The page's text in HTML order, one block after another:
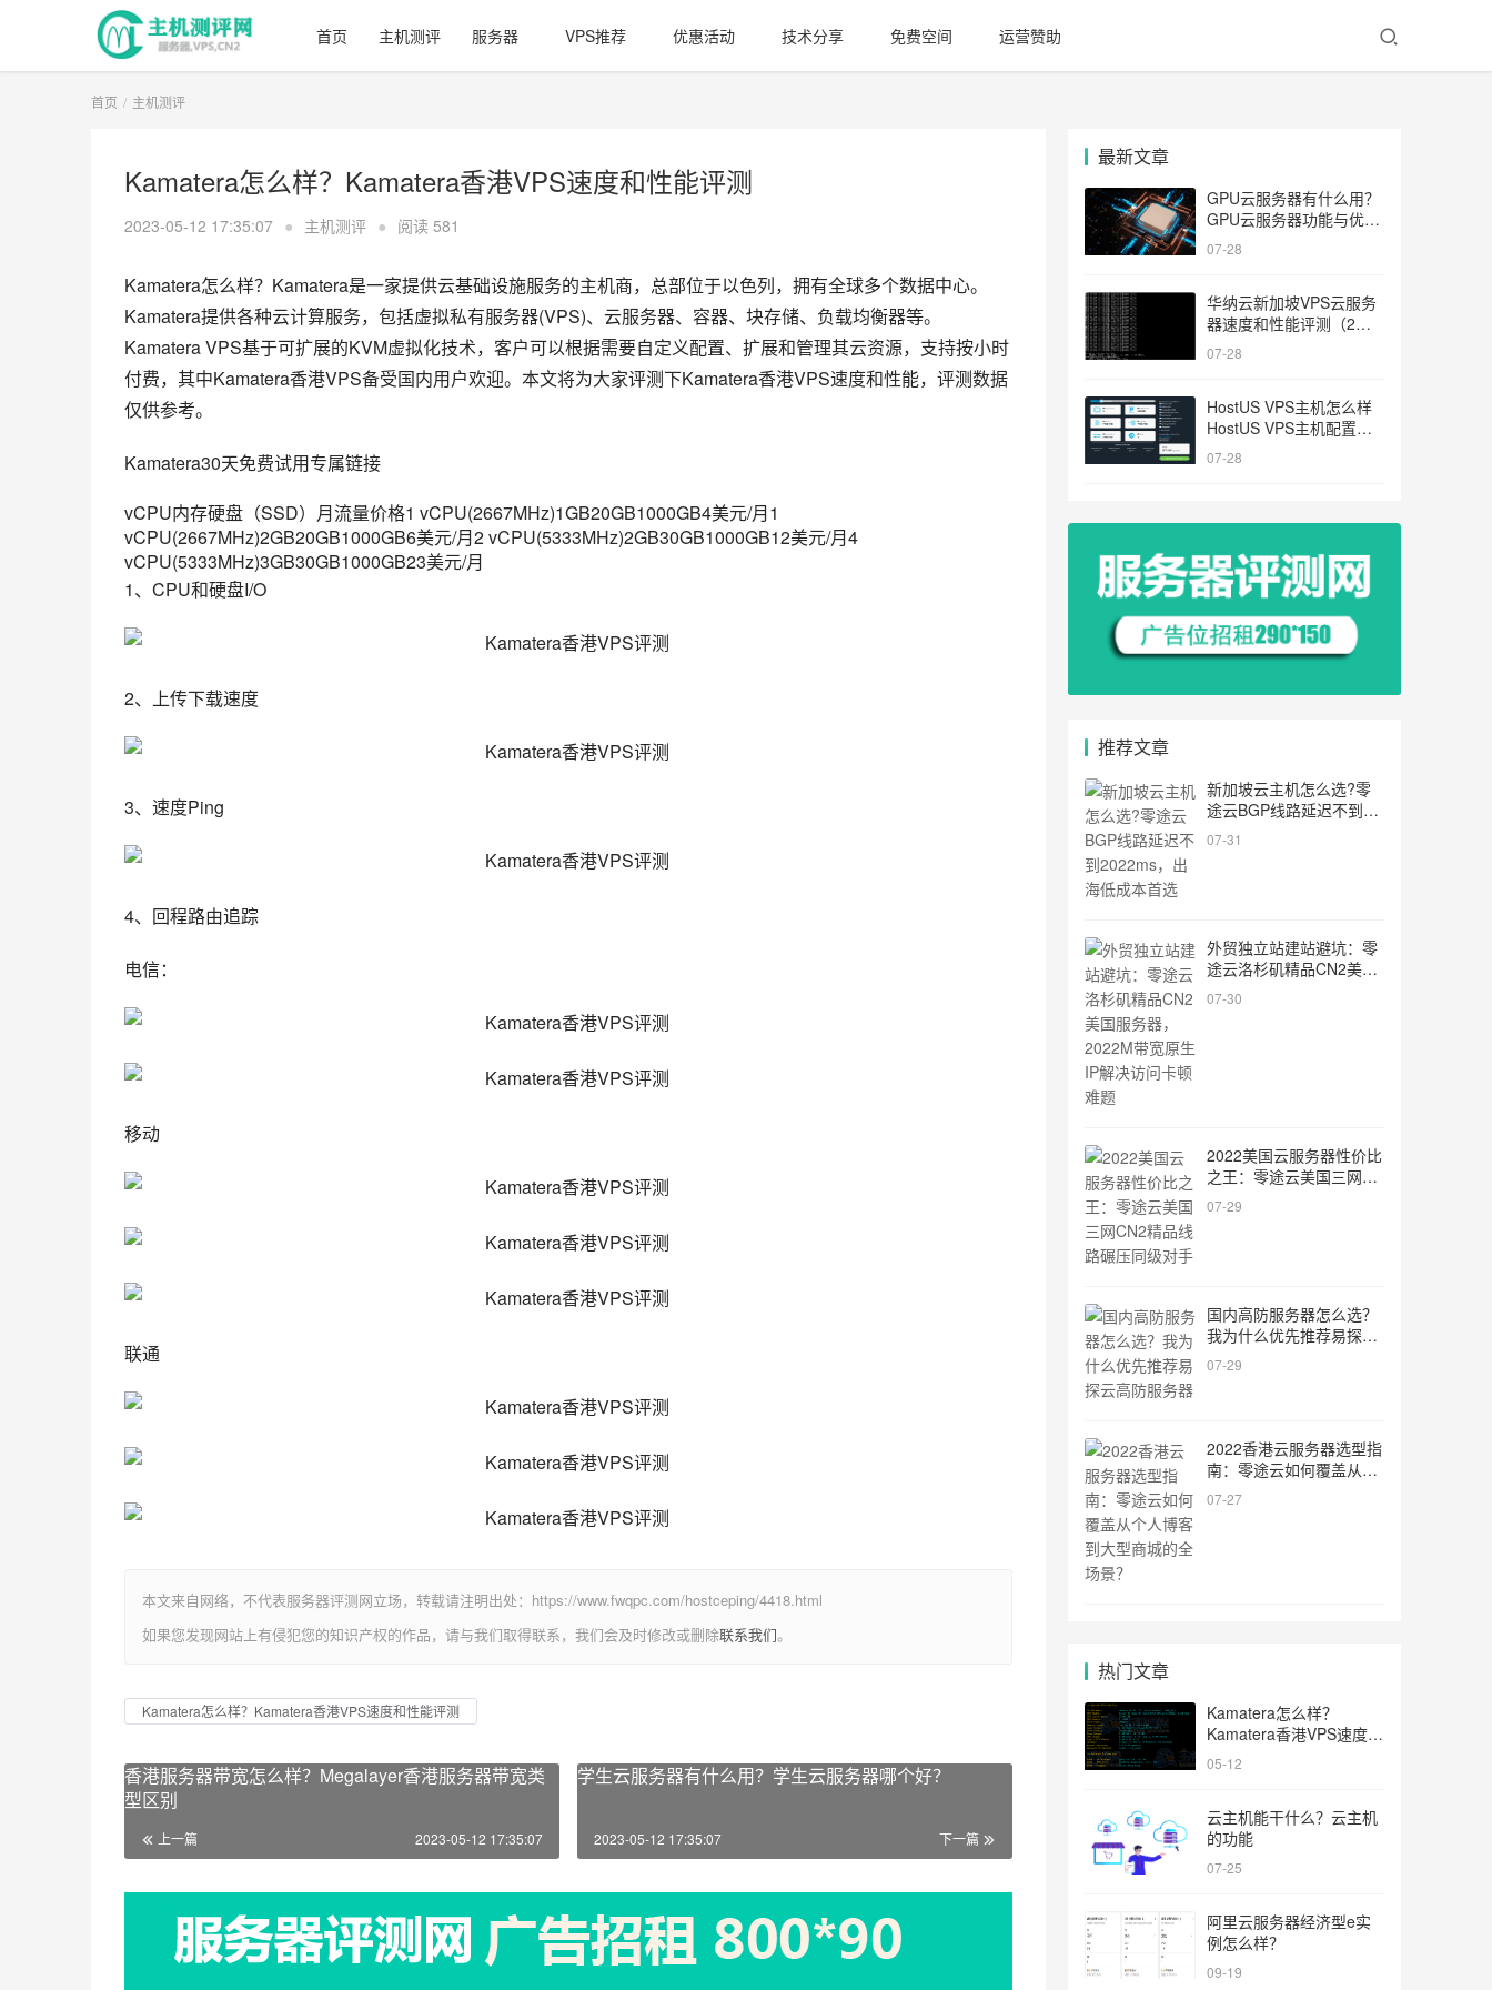
首页 主机测评 服务器 VPS推荐 优惠活动 技术分享 免费空间 运营赞助
首页 主机测评
Kamatera怎么样？Kamatera香港VPS速度和性能评测
2023-05-12 17:35:07 ● 主机测评 ● 阅读 581
Kamatera怎么样？Kamatera是一家提供云基础设施服务的主机商，总部位于以色列，拥有全球多个数据中心。
Kamatera提供各种云计算服务，包括虚拟私有服务器(VPS)、云服务器、容器、块存储、负载均衡器等。
Kamatera VPS基于可扩展的KVM虚拟化技术，客户可以根据需要自定义配置、扩展和管理其云资源，支持按小时
付费，其中Kamatera香港VPS备受国内用户欢迎。本文将为大家评测下Kamatera香港VPS速度和性能，评测数据
仅供参考。
Kamatera30天免费试用专属链接
vCPU内存硬盘（SSD）月流量价格1 vCPU(2667MHz)1GB20GB1000GB4美元/月1
vCPU(2667MHz)2GB20GB1000GB6美元/月2 vCPU(5333MHz)2GB30GB1000GB12美元/月4
vCPU(5333MHz)3GB30GB1000GB23美元/月
1、CPU和硬盘I/O
2、上传下载速度
3、速度Ping
4、回程路由追踪
电信：
移动
联通
本文来自网络，不代表服务器评测网立场，转载请注明出处：https://www.fwqpc.com/hostceping/4418.html
如果您发现网站上有侵犯您的知识产权的作品，请与我们取得联系，我们会及时修改或删除联系我们。
Kamatera怎么样？Kamatera香港VPS速度和性能评测
香港服务器带宽怎么样？Megalayer香港服务器带宽类
型区别
上一篇 2023-05-12 17:35:07
学生云服务器有什么用？学生云服务器哪个好？
下一篇
2023-05-12 17:35:07
最新文章
GPU云服务器有什么用？
GPU云服务器功能与优势
介绍
07-28
华纳云新加坡VPS云服务
器速度和性能评测（2核
4G5M 2022G硬盘配置）
07-28
HostUS VPS主机怎么样
HostUS VPS主机配置方
案
07-28
推荐文章
新加坡云主机怎么选?零
途云BGP线路延迟不到
2022ms，出海低成本首
选
07-31
外贸独立站建站避坑：零
途云洛杉矶精品CN2美国
服务器，2022M带宽原生
IP解决访问卡顿难题
07-30
2022美国云服务器性价比
之王：零途云美国三网
CN2精品线路碾压同级对
手
07-29
国内高防服务器怎么选？
我为什么优先推荐易探云
高防服务器
07-29
2022香港云服务器选型指
南：零途云如何覆盖从个
人博客到大型商城的全场
景？
07-27
热门文章
Kamatera怎么样？
Kamatera香港VPS速度和
性能评测
05-12
云主机能干什么？云主机
的功能
07-25
阿里云服务器经济型e实
例怎么样？
09-19